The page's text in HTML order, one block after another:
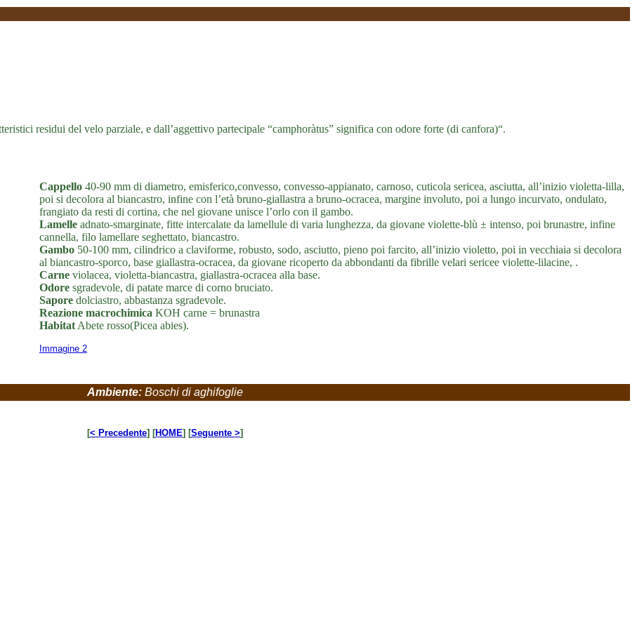
residui del velo parziale, e dall’aggettivo partecipale “camphoràtus” significa con odore forte (di canfora)“.
Cappello 40-90 mm di diametro, emisferico,convesso, convesso-appianato, carnoso, cuticola sericea, asciutta, all’inizio violetta-lilla,
poi si decolora al biancastro, infine con l’età bruno-giallastra a bruno-ocracea, margine involuto, poi a lungo incurvato, ondulato,
frangiato da resti di cortina, che nel giovane unisce l’orlo con il gambo.
Lamelle adnato-smarginate, fitte intercalate da lamellule di varia lunghezza, da giovane violette-blù ± intenso, poi brunastre, infine
cannella, filo lamellare seghettato, biancastro.
Gambo 50-100 mm, cilindrico a claviforme, robusto, sodo, asciutto, pieno poi farcito, all’inizio violetto, poi in vecchiaia si decolora
al biancastro-sporco, base giallastra-ocracea, da giovane ricoperto da abbondanti da fibrille velari sericee violette-lilacine, .
Carne violacea, violetta-biancastra, giallastra-ocracea alla base.
Odore sgradevole, di patate marce di corno bruciato.
Sapore dolciastro, abbastanza sgradevole.
Reazione macrochimica KOH carne = brunastra
Habitat Abete rosso(Picea abies).
Immagine 2
Ambiente: Boschi di aghifoglie
[< Precedente] [HOME] [Seguente >]